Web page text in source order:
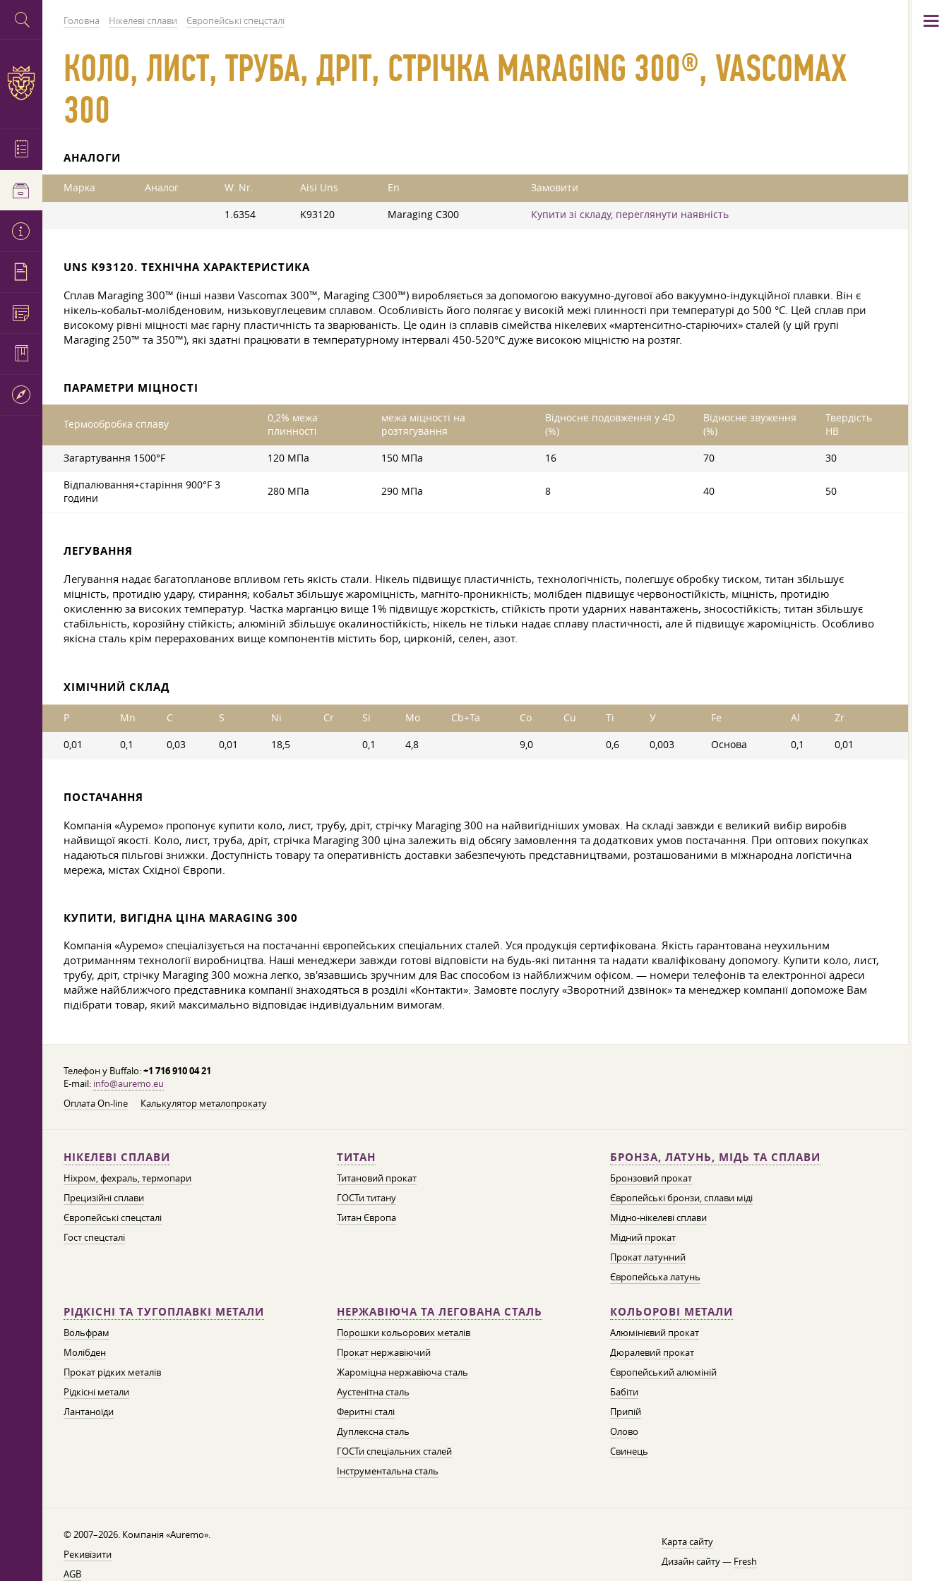
Головна Нікелеві сплави Європейські спецсталі
КОЛО, ЛИСТ, ТРУБА, ДРІТ, СТРІЧКА MARAGING 300®, VASCOMAX
300
АНАЛОГИ
Марка Аналог W. Nr. Aisi Uns En Замовити
1.6354 K93120 Maraging C300 Купити зі складу, переглянути наявність
UNS K93120. ТЕХНІЧНА ХАРАКТЕРИСТИКА
Сплав Maraging 300™ (інші назви Vascomax 300™, Maraging C300™) виробляється за допомогою вакуумно-дугової або вакуумно-індукційної плавки. Він є
нікель-кобальт-молібденовим, низьковуглецевим сплавом. Особливість його полягає у високій межі плинності при температурі до 500 °C. Цей сплав при
високому рівні міцності має гарну пластичність та зварюваність. Це один із сплавів сімейства нікелевих «мартенситно-старіючих» сталей (у цій групі
Maraging 250™ та 350™), які здатні працювати в температурному інтервалі 450-520°С дуже високою міцністю на розтяг.
ПАРАМЕТРИ МІЦНОСТІ
Термообробка сплаву
0,2% межа
плинності
межа міцності на
розтягування
Відносне подовження у 4D
(%)
Відносне звуження
(%)
Твердість
HB
Загартування 1500°F 120 МПа 150 МПа 16 70 30
Відпалювання+старіння 900°F 3
години
280 МПа 290 МПа 8 40 50
ЛЕГУВАННЯ
Легування надає багатопланове впливом геть якість стали. Нікель підвищує пластичність, технологічність, полегшує обробку тиском, титан збільшує
міцність, протидію удару, стирання; кобальт збільшує жароміцність, магніто-проникність; молібден підвищує червоностійкість, міцність, протидію
окисленню за високих температур. Частка марганцю вище 1% підвищує жорсткість, стійкість проти ударних навантажень, зносостійкість; титан збільшує
стабільність, корозійну стійкість; алюміній збільшує окалиностійкість; нікель не тільки надає сплаву пластичності, але й підвищує жароміцність. Особливо
якісна сталь крім перерахованих вище компонентів містить бор, цирконій, селен, азот.
ХІМІЧНИЙ СКЛАД
P Mn C S Ni Cr Si Mo Cb+Ta Co Cu Ti У Fe Al Zr
0,01 0,1 0,03 0,01 18,5 0,1 4,8 9,0 0,6 0,003 Основа 0,1 0,01
ПОСТАЧАННЯ
Компанія «Ауремо» пропонує купити коло, лист, трубу, дріт, стрічку Maraging 300 на найвигідніших умовах. На складі завжди є великий вибір виробів
найвищої якості. Коло, лист, труба, дріт, стрічка Maraging 300 ціна залежить від обсягу замовлення та додаткових умов постачання. При оптових покупках
надаються пільгові знижки. Доступність товару та оперативність доставки забезпечують представництвами, розташованими в міжнародна логістична
мережа, містах Східної Європи.
КУПИТИ, ВИГІДНА ЦІНА MARAGING 300
Компанія «Ауремо» спеціалізується на постачанні європейських спеціальних сталей. Уся продукція сертифікована. Якість гарантована неухильним
дотриманням технології виробництва. Наші менеджери завжди готові відповісти на будь-які питання та надати кваліфіковану допомогу. Купити коло, лист,
трубу, дріт, стрічку Maraging 300 можна легко, зв'язавшись зручним для Вас способом із найближчим офісом. — номери телефонів та електронної адреси
майже найближчого представника компанії знаходяться в розділі «Контакти». Замовте послугу «Зворотний дзвінок» та менеджер компанії допоможе Вам
підібрати товар, який максимально відповідає індивідуальним вимогам.
Телефон у Buffalo:+1 716 910 04 21
E-mail: info@auremo.eu
Оплата On-line
Калькулятор металопрокату
НІКЕЛЕВІ СПЛАВИ
Ніхром, фехраль, термопари
Прецизійні сплави
Європейські спецсталі
Гост спецсталі
ТИТАН
Титановий прокат
ГОСТи титану
Титан Європа
БРОНЗА, ЛАТУНЬ, МІДЬ ТА СПЛАВИ
Бронзовий прокат
Європейські бронзи, сплави міді
Мідно-нікелеві сплави
Мідний прокат
Прокат латунний
Європейська латунь
РІДКІСНІ ТА ТУГОПЛАВКІ МЕТАЛИ
Вольфрам
Молібден
Прокат рідких металів
Рідкісні метали
Лантаноїди
НЕРЖАВІЮЧА ТА ЛЕГОВАНА СТАЛЬ
Порошки кольорових металів
Прокат нержавіючий
Жароміцна нержавіюча сталь
Аустенітна сталь
Феритні сталі
Дуплексна сталь
ГОСТи спеціальних сталей
Інструментальна сталь
КОЛЬОРОВІ МЕТАЛИ
Алюмінієвий прокат
Дюралевий прокат
Європейський алюміній
Бабіти
Припій
Олово
Свинець
© 2007–2026. Компанія «Auremo».
Рекивізити
AGB
Карта сайту
Дизайн сайту — Fresh